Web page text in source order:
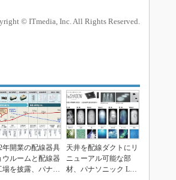
© ITmedia, Inc. All Rights Reserved.
年開業の配線器具
ウルームと配線器
場を披露、パナソ
天井を配線ダクトにリ
ニューアル可能な部
材、パナソニック LS